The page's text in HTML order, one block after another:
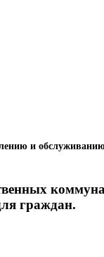
и
граждан.